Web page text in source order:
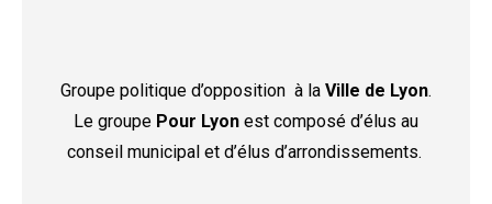
Groupe politique d’opposition à la Ville de Lyon.
Le groupe Pour Lyon est composé d’élus au
conseil municipal et d’élus d’arrondissements.